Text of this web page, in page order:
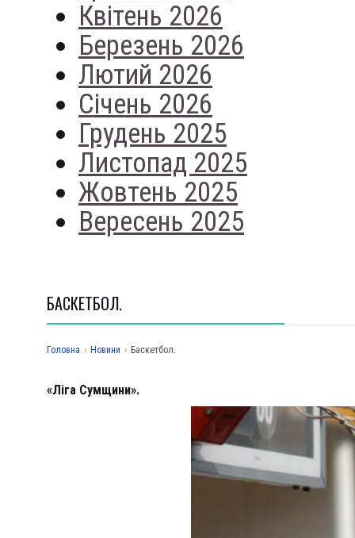
Квітень 2026
Березень 2026
Лютий 2026
Січень 2026
Грудень 2025
Листопад 2025
Жовтень 2025
Вересень 2025
БАСКЕТБОЛ.
Головна › Новини › Баскетбол.
«Ліга Сумщини».